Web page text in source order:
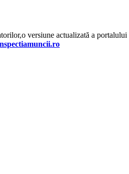
versiune actualizată a